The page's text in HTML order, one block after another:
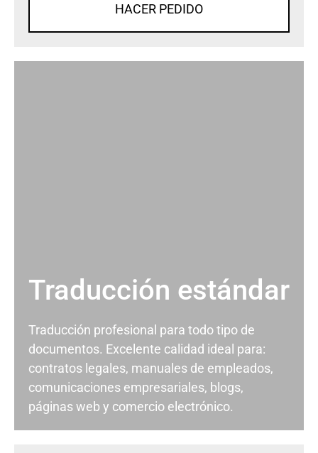
HACER PEDIDO
Traducción estándar
Traducción profesional para todo tipo de
documentos. Excelente calidad ideal para:
contratos legales, manuales de empleados,
comunicaciones empresariales, blogs,
páginas web y comercio electrónico.